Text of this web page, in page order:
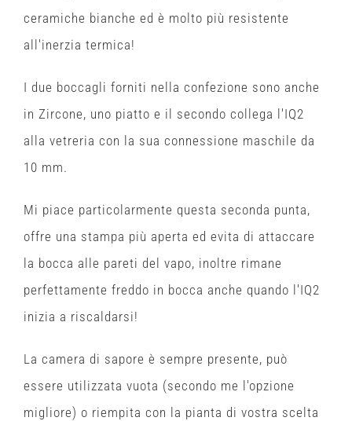
ceramiche bianche ed è molto più resistente
all'inerzia termica!
I due boccagli forniti nella confezione sono anche
in Zircone, uno piatto e il secondo collega l'IQ2
alla vetreria con la sua connessione maschile da
10 mm.
Mi piace particolarmente questa seconda punta,
offre una stampa più aperta ed evita di attaccare
la bocca alle pareti del vapo, inoltre rimane
perfettamente freddo in bocca anche quando l'IQ2
inizia a riscaldarsi!
La camera di sapore è sempre presente, può
essere utilizzata vuota (secondo me l'opzione
migliore) o riempita con la pianta di vostra scelta